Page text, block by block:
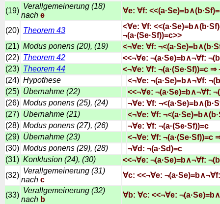
(19)
Verallgemeinerung (18)
nach e
∀e: ∀f:
(20) Theorem 43
<∀e: ∀f:
¬(a·(Se·Sf))=c>>
(21) Modus ponens (20), (19)
<¬∀e: ∀f:
(22) Theorem 42
<<¬∀e: ¬(a·Se)=b∧¬∀f:
(23) Theorem 44
<¬∀e: ∀f: ¬(a·(Se·Sf))=c ⇒
(24) Hypothese
<¬∀e: ¬(a·Se)=b∧¬∀f:
(25) Übernahme (22)
<<¬∀e: ¬(a·Se)=b∧¬∀f:
(26) Modus ponens (25), (24)
¬∀e: ∀f:
(27) Übernahme (21)
<¬∀e: ∀f:
(28) Modus ponens (27), (26)
¬∀e: ∀f: ¬(a·(Se·Sf))=c
(29) Übernahme (23)
<¬∀e: ∀f: ¬(a·(Se·Sf))=c
(30) Modus ponens (29), (28)
¬∀d: ¬(a·Sd)=c
(31) Konklusion (24), (30)
<<¬∀e: ¬(a·Se)=b∧¬∀f:
(32)
Verallgemeinerung (31)
nach c
∀c: <<¬∀e:
(33)
Verallgemeinerung (32)
nach b
∀b: ∀c: <<¬∀e: